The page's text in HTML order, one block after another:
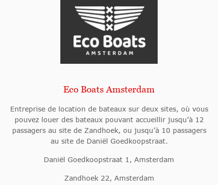
Eco Boats Amsterdam
Entreprise de location de bateaux sur deux sites, où vous
pouvez louer des bateaux pouvant accueillir jusqu’à 12
passagers au site de Zandhoek, ou jusqu’à 10 passagers
au site de Daniël Goedkoopstraat.
Daniël Goedkoopstraat 1, Amsterdam
Zandhoek 22, Amsterdam